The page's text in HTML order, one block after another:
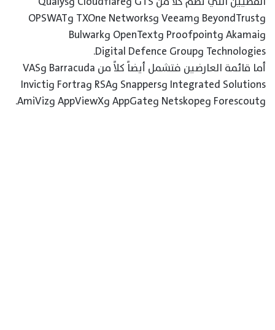
وBeyondTrust وVeeam وTXOne Networks وOPSWAT
وAkamai وProofpoint وOpenText وBulwark
Technologies وDigital Defence Group.
أما قائمة العارضين فتشمل أيضاً كلاً من Barracuda وVAS
Integrated Solutions وSnappers وRSA وFortra وInvicti
وForescout وNetskope وAppGate وAppViewX وAmiViz.